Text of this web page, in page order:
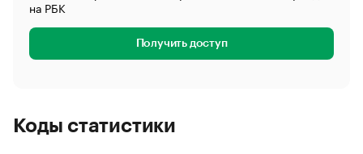
на РБК
Получить доступ
Коды статистики